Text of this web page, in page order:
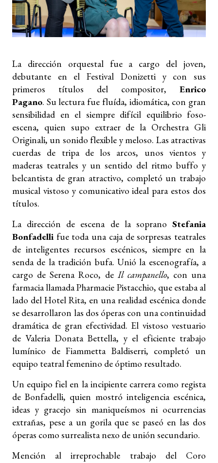
La dirección orquestal fue a cargo del joven,
debutante en el Festival Donizetti y con sus
primeros títulos del compositor, Enrico
Pagano. Su lectura fue fluída, idiomática, con gran
sensibilidad en el siempre difícil equilibrio foso-
escena, quien supo extraer de la Orchestra Gli
Originali, un sonido flexible y meloso. Las atractivas
cuerdas de tripa de los arcos, unos vientos y
maderas teatrales y un sentido del ritmo buffo y
belcantista de gran atractivo, completó un trabajo
musical vistoso y comunicativo ideal para estos dos
títulos.
La dirección de escena de la soprano Stefania
Bonfadellifue toda una caja de sorpresas teatrales
de inteligentes recursos escénicos, siempre en la
senda de la tradición bufa. Unió la escenografía, a
cargo de Serena Roco, deIl campanello, con una
farmacia llamada Pharmacie Pistacchio, que estaba al
lado del Hotel Rita, en una realidad escénica donde
se desarrollaron las dos óperas con una continuidad
dramática de gran efectividad. El vistoso vestuario
de Valeria Donata Bettella, y el eficiente trabajo
lumínico de Fiammetta Baldiserri, completó un
equipo teatral femenino de óptimo resultado.
Un equipo fiel en la incipiente carrera como regista
de Bonfadelli, quien mostró inteligencia escénica,
ideas y gracejo sin maniqueísmos ni ocurrencias
extrañas, pese a un gorila que se paseó en las dos
óperas como surrealista nexo de unión secundario.
Mención al irreprochable trabajo del Coro